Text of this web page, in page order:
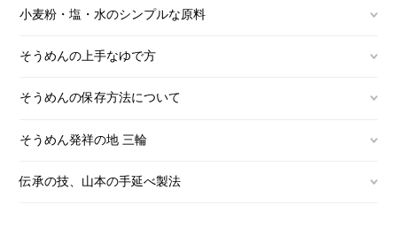
小麦粉・塩・水のシンプルな原料
そうめんの上手なゆで方
そうめんの保存方法について
そうめん発祥の地 三輪
伝承の技、山本の手延べ製法